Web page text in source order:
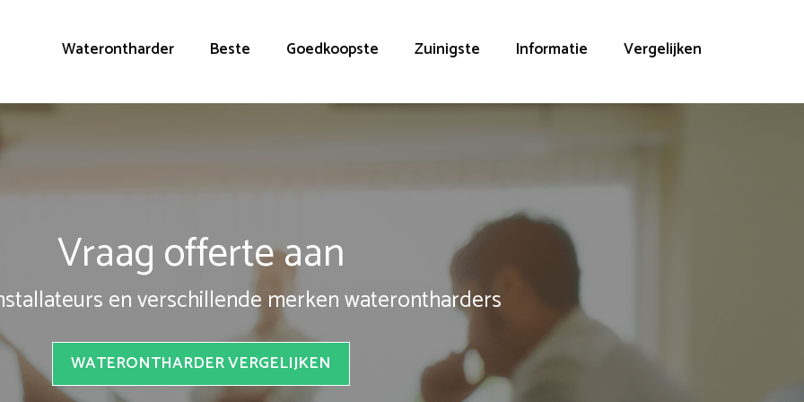
Waterontharder Beste Goedkoopste Zuinigste Informatie Vergelijken
Vraag offerte aan
en verschillende merken waterontharders
WATERONTHARDER VERGELIJKEN